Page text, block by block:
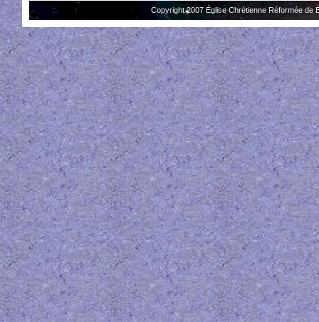
Copyright 2007 Église Chrétienne Réformée de